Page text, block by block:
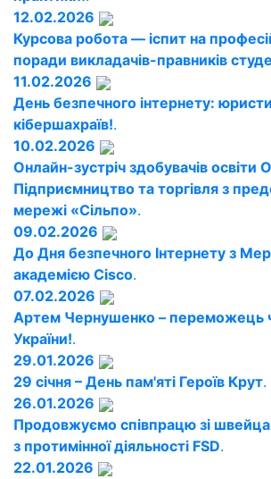
12.02.2026
Курсова робота — іспит на
поради викладачів-правників
11.02.2026
День безпечного інтернету:
кібершахраїв!.
10.02.2026
Онлайн-зустріч здобувачів освіти
Підприємництво та торгівля з
мережі «Сільпо».
09.02.2026
До Дня безпечного Інтернету з
академією Cisco.
07.02.2026
Артем Чернушенко – переможець
України!.
29.01.2026
29 січня – День пам'яті Героїв Крут.
26.01.2026
Продовжуємо співпрацю зі
з протимінної діяльності FSD.
22.01.2026